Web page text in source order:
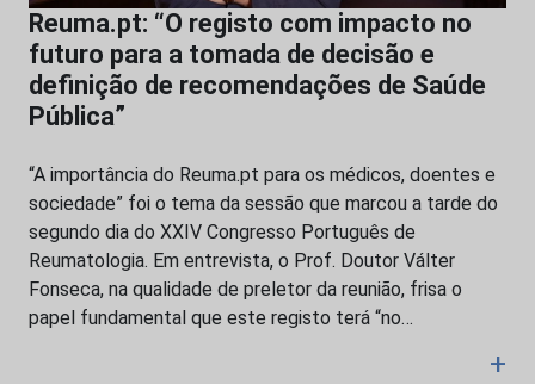
Reuma.pt: “O registo com impacto no
futuro para a tomada de decisão e
definição de recomendações de Saúde
Pública”
“A importância do Reuma.pt para os médicos, doentes e
sociedade” foi o tema da sessão que marcou a tarde do
segundo dia do XXIV Congresso Português de
Reumatologia. Em entrevista, o Prof. Doutor Válter
Fonseca, na qualidade de preletor da reunião, frisa o
papel fundamental que este registo terá “no…
+